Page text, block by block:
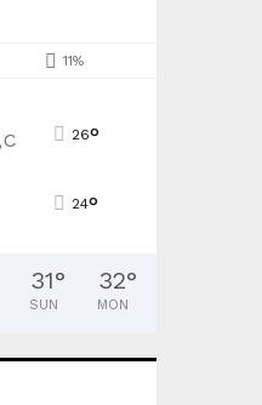
11%
C 26°
24°
31°
SUN
32°
MON